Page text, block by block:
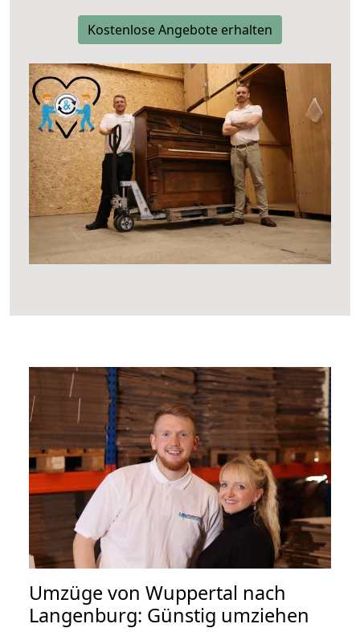
Kostenlose Angebote erhalten
Umzüge von Wuppertal nach
Langenburg: Günstig umziehen